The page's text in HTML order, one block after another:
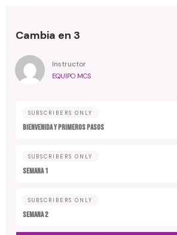
Cambia en 3
Instructor
EQUIPO MCS
SUBSCRIBERS ONLY
Bienvenida y primeros pasos
SUBSCRIBERS ONLY
Semana 1
SUBSCRIBERS ONLY
Semana 2